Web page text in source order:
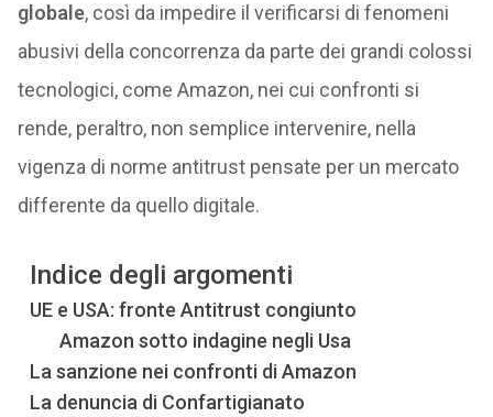
globale, così da impedire il verificarsi di fenomeni
abusivi della concorrenza da parte dei grandi colossi
tecnologici, come Amazon, nei cui confronti si
rende, peraltro, non semplice intervenire, nella
vigenza di norme antitrust pensate per un mercato
differente da quello digitale.
Indice degli argomenti
UE e USA: fronte Antitrust congiunto
Amazon sotto indagine negli Usa
La sanzione nei confronti di Amazon
La denuncia di Confartigianato